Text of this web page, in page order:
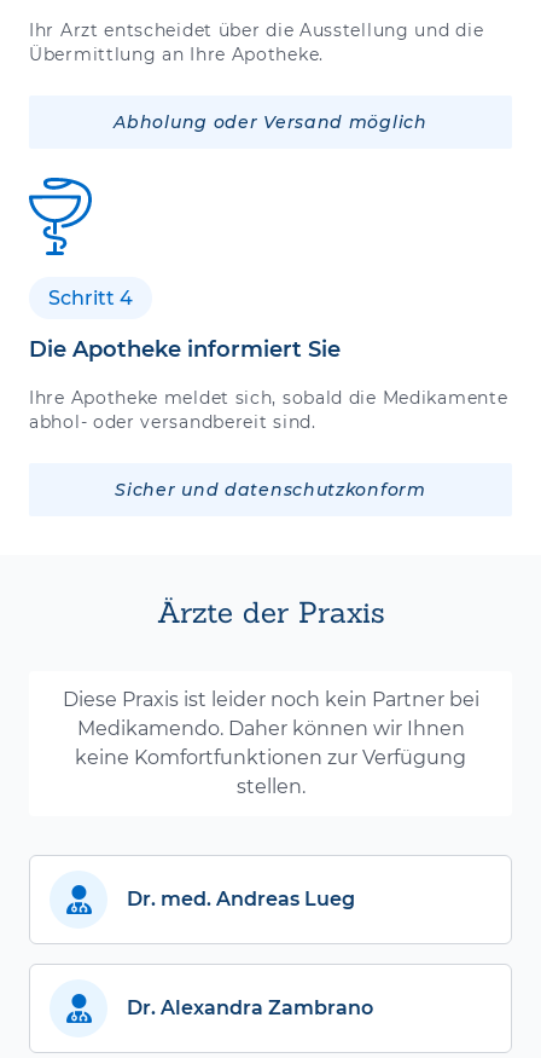
Ihr Arzt entscheidet über die Ausstellung und die
Übermittlung an Ihre Apotheke.
Abholung oder Versand möglich
Schritt 4
Die Apotheke informiert Sie
Ihre Apotheke meldet sich, sobald die Medikamente
abhol- oder versandbereit sind.
Sicher und datenschutzkonform
Ärzte der Praxis
Diese Praxis ist leider noch kein Partner bei
Medikamendo. Daher können wir Ihnen
keine Komfortfunktionen zur Verfügung
stellen.
Dr. med. Andreas Lueg
Dr. Alexandra Zambrano